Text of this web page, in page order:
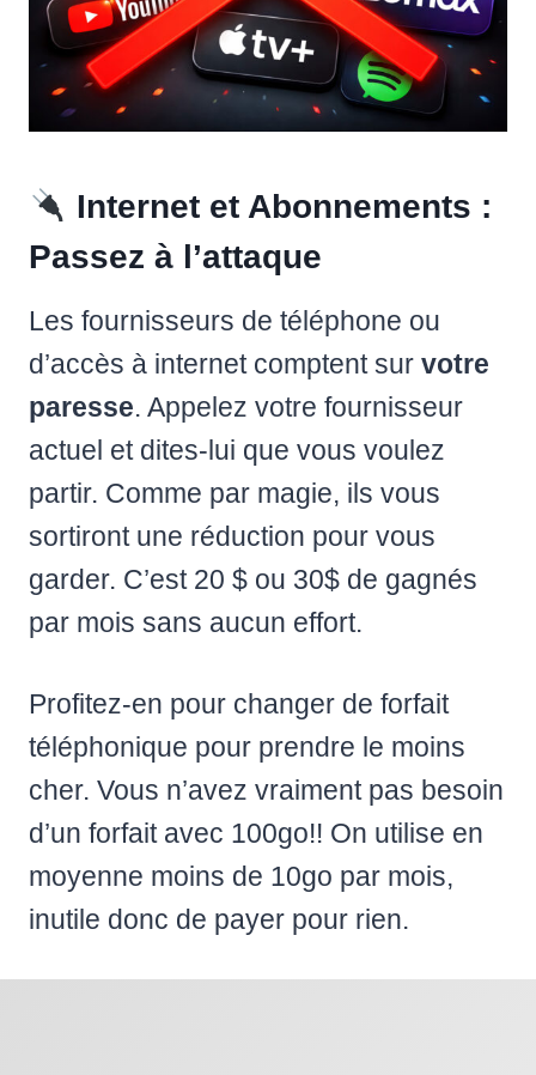
Internet et Abonnements :
Passez à l’attaque
Les fournisseurs de téléphone ou
d’accès à internet comptent sur votre
paresse. Appelez votre fournisseur
actuel et dites-lui que vous voulez
partir. Comme par magie, ils vous
sortiront une réduction pour vous
garder. C’est 20 $ ou 30$ de gagnés
par mois sans aucun effort.
Profitez-en pour changer de forfait
téléphonique pour prendre le moins
cher. Vous n’avez vraiment pas besoin
d’un forfait avec 100go!! On utilise en
moyenne moins de 10go par mois,
inutile donc de payer pour rien.